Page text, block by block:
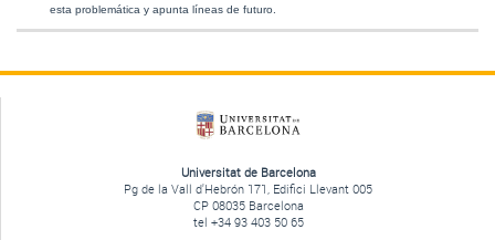
esta problemática y apunta líneas de futuro.
Universitat de Barcelona
Pg de la Vall d'Hebrón 171, Edifici Llevant 005
CP 08035 Barcelona
tel +34 93 403 50 65